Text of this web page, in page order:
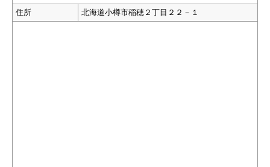
住所
北海道小樽市稲穂２丁目２２－１